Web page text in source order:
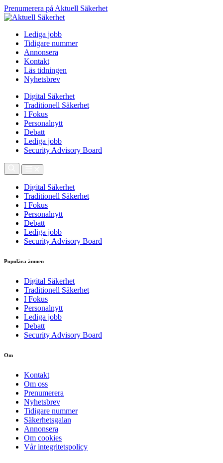
Prenumerera på Aktuell Säkerhet
Lediga jobb
Tidigare nummer
Annonsera
Kontakt
Läs tidningen
Nyhetsbrev
Digital Säkerhet
Traditionell Säkerhet
I Fokus
Personalnytt
Debatt
Lediga jobb
Security Advisory Board
Digital Säkerhet
Traditionell Säkerhet
I Fokus
Personalnytt
Debatt
Lediga jobb
Security Advisory Board
Populära ämnen
Digital Säkerhet
Traditionell Säkerhet
I Fokus
Personalnytt
Lediga jobb
Debatt
Security Advisory Board
Om
Kontakt
Om oss
Prenumerera
Nyhetsbrev
Tidigare nummer
Säkerhetsgalan
Annonsera
Om cookies
Vår integritetspolicy